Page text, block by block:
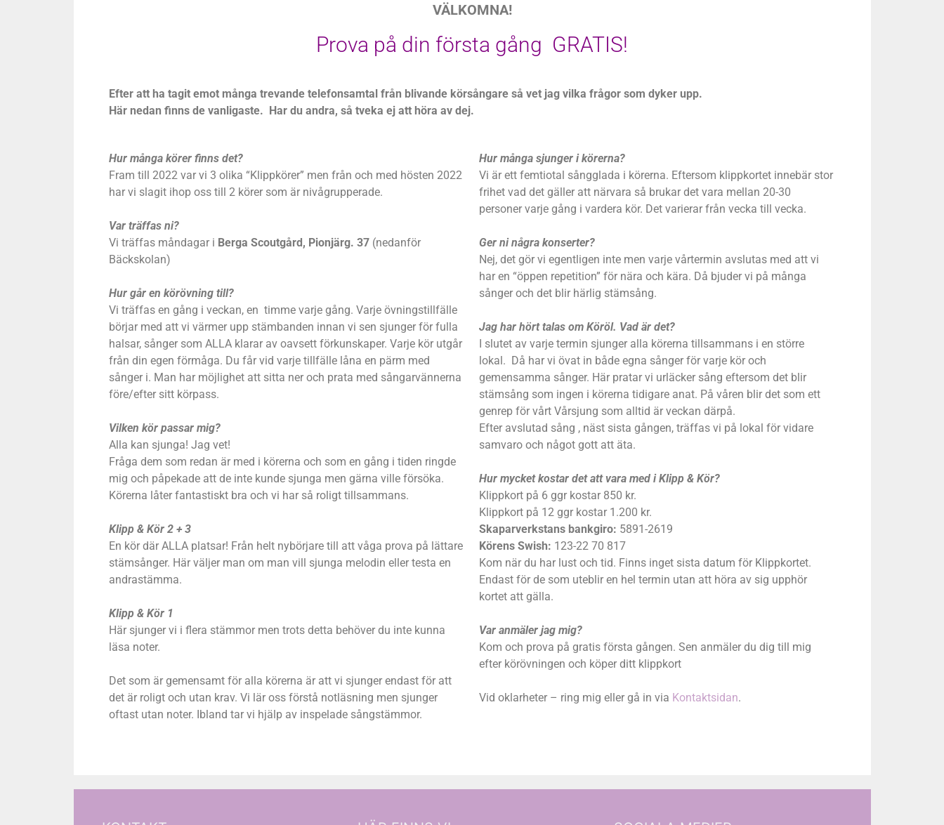
VÄLKOMNA!
Prova på din första gång GRATIS!
Efter att ha tagit emot många trevande telefonsamtal från blivande körsångare så vet jag vilka frågor som dyker upp.
Här nedan finns de vanligaste. Har du andra, så tveka ej att höra av dej.
Hur många körer finns det?
Fram till 2022 var vi 3 olika “Klippkörer” men från och med hösten 2022
har vi slagit ihop oss till 2 körer som är nivågrupperade.
Var träffas ni?
Vi träffas måndagar i Berga Scoutgård, Pionjärg. 37(nedanför
Bäckskolan)
Hur går en körövning till?
Vi träffas en gång i veckan, en timme varje gång. Varje övningstillfälle
börjar med att vi värmer upp stämbanden innan vi sen sjunger för fulla
halsar, sånger som ALLA klarar av oavsett förkunskaper. Varje kör utgår
från din egen förmåga. Du får vid varje tillfälle låna en pärm med
sånger i. Man har möjlighet att sitta ner och prata med sångarvännerna
före/efter sitt körpass.
Vilken kör passar mig?
Alla kan sjunga! Jag vet!
Fråga dem som redan är med i körerna och som en gång i tiden ringde
mig och påpekade att de inte kunde sjunga men gärna ville försöka.
Körerna låter fantastiskt bra och vi har så roligt tillsammans.
Klipp & Kör 2 + 3
En kör där ALLA platsar! Från helt nybörjare till att våga prova på lättare
stämsånger. Här väljer man om man vill sjunga melodin eller testa en
andrastämma.
Klipp & Kör 1
Här sjunger vi i flera stämmor men trots detta behöver du inte kunna
läsa noter.
Det som är gemensamt för alla körerna är att vi sjunger endast för att
det är roligt och utan krav. Vi lär oss förstå notläsning men sjunger
oftast utan noter. Ibland tar vi hjälp av inspelade sångstämmor.
Hur många sjunger i körerna?
Vi är ett femtiotal sångglada i körerna. Eftersom klippkortet innebär stor
frihet vad det gäller att närvara så brukar det vara mellan 20-30
personer varje gång i vardera kör. Det varierar från vecka till vecka.
Ger ni några konserter?
Nej, det gör vi egentligen inte men varje vårtermin avslutas med att vi
har en “öppen repetition” för nära och kära. Då bjuder vi på många
sånger och det blir härlig stämsång.
Jag har hört talas om Köröl. Vad är det?
I slutet av varje termin sjunger alla körerna tillsammans i en större
lokal. Då har vi övat in både egna sånger för varje kör och
gemensamma sånger. Här pratar vi urläcker sång eftersom det blir
stämsång som ingen i körerna tidigare anat. På våren blir det som ett
genrep för vårt Vårsjung som alltid är veckan därpå.
Efter avslutad sång , näst sista gången, träffas vi på lokal för vidare
samvaro och något gott att äta.
Hur mycket kostar det att vara med i Klipp & Kör?
Klippkort på 6 ggr kostar 850 kr.
Klippkort på 12 ggr kostar 1.200 kr.
Skaparverkstans bankgiro: 5891-2619
Körens Swish: 123-22 70 817
Kom när du har lust och tid. Finns inget sista datum för Klippkortet.
Endast för de som uteblir en hel termin utan att höra av sig upphör
kortet att gälla.
Var anmäler jag mig?
Kom och prova på gratis första gången. Sen anmäler du dig till mig
efter körövningen och köper ditt klippkort
Vid oklarheter – ring mig eller gå in via Kontaktsidan.